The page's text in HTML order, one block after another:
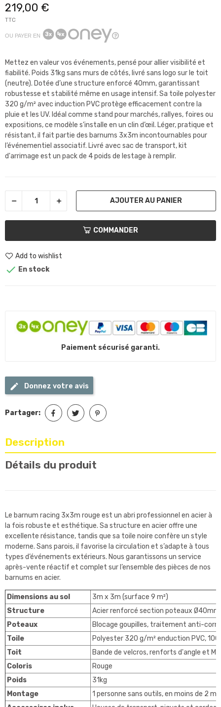
219,00 €
TTC
OU PAYER EN
Mettez en valeur vos événements, pensé pour allier visibilité et
fiabilité. Poids 31kg sans murs de côtés, livré sans logo sur le toit
(neutre). Dotée d’une structure enforcé 40mm, garantissant
robustesse et stabilité même en usage intensif. Sa toile polyester
320 g/m² avec induction PVC protège efficacement contre la
pluie et les UV. Idéal comme stand pour marchés, rallyes, foires ou
expositions, ce modèle s’installe en un clin d’œil. Léger, pratique et
résistant, il fait partie des barnums 3x3m incontournables pour
l’événementiel associatif. Livré avec sac de transport, kit
d'arrimage est un pack de 4 poids de lestage à remplir.
AJOUTER AU PANIER
COMMANDER
Add to wishlist
 En stock
Paiement sécurisé garanti.
Donnez votre avis
Partager:
Description
Détails du produit
Le barnum racing 3x3m rouge est un abri professionnel en acier à
la fois robuste et esthétique. Sa structure en acier offre une
excellente résistance, tandis que sa toile noire confère un style
moderne. Sans parois, il favorise la circulation et s’adapte à tous
types d’événements extérieurs. Nous garantissons un service
après-vente réactif et complet sur l’ensemble des pièces de nos
barnums en acier.
Dimensions au sol
3m x 3m (surface 9 m²)
Structure
Acier renforcé section poteaux Ø40mm
Poteaux
Blocage goupilles, traitement anti-
Toile
Polyester 320 g/m² enduction PVC,
Toit
Bande de velcros, renforts d'angle et
Coloris
Rouge
Poids
31kg
Montage
1 personne sans outils, en moins de 2